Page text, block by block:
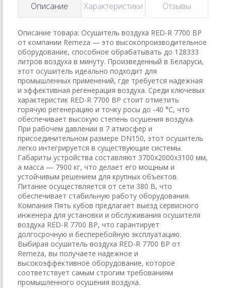
Описание Характеристики Отзывы
Описание товара: Осушитель воздуха RED-R 7700 BP
от компании Remeza — это высокопроизводительное
оборудование, способное обрабатывать до 128333
литров воздуха в минуту. Произведенный в Беларуси,
этот осушитель идеально подходит для
промышленных применений, где требуется надежная
и эффективная регенерация воздуха. Среди ключевых
характеристик RED-R 7700 BP стоит отметить
горячую регенерацию и точку росы до -40 °С, что
обеспечивает высокую степень осушения воздуха.
При рабочем давлении в 7 атмосфер и
присоединительном размере DN150, этот осушитель
легко интегрируется в существующие системы.
Габариты устройства составляют 3700х2000х3100 мм,
а масса — 7900 кг, что делает его мощным и
устойчивым решением для крупных объектов.
Питание осуществляется от сети 380 В, что
обеспечивает стабильную работу оборудования.
Компания Пять кубов предлагает выезд сервисного
инженера для установки и обслуживания осушителя
воздуха RED-R 7700 BP, что гарантирует
долгосрочную и бесперебойную эксплуатацию.
Выбирая осушитель воздуха RED-R 7700 BP от
Remeza, вы получаете надежное и
высокоэффективное оборудование, которое
соответствует самым строгим требованиям
промышленного осушения воздуха.